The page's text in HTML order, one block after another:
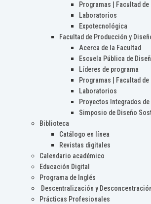
Programas | Facultad
Laboratorios
Expotecnológica
Facultad de Producción y
Acerca de la Facultad
Escuela Pública de
Líderes de programa
Programas | Facultad
Laboratorios
Proyectos Integrados
Simposio de Diseño
Biblioteca
Catálogo en línea
Revistas digitales
Calendario académico
Educación Digital
Programa de Inglés
Descentralización y
Prácticas Profesionales